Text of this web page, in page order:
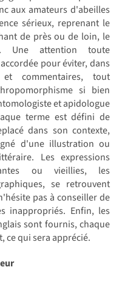
aux amateurs d'abeilles
sérieux, reprenant le
de près ou de loin, le
Une attention toute
pour éviter, dans
commentaires, tout
si bien
et apidologue
terme est défini de
dans son contexte,
d'une illustration ou
Les expressions
ou vieillies, les
se retrouvent
pas à conseiller de
inappropriés. Enfin, les
sont fournis, chaque
ce qui sera apprécié.